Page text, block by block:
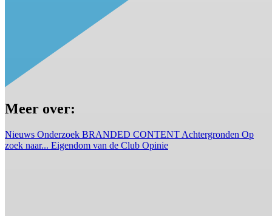
Meer over:
Nieuws Onderzoek BRANDED CONTENT Achtergronden Op
zoek naar... Eigendom van de Club Opinie